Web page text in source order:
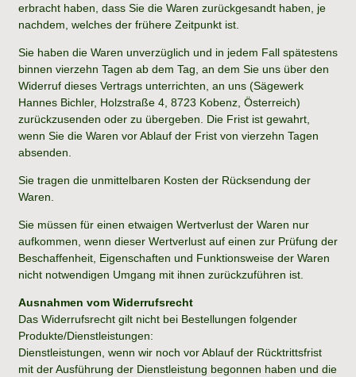
erbracht haben, dass Sie die Waren zurückgesandt haben, je
nachdem, welches der frühere Zeitpunkt ist.
Sie haben die Waren unverzüglich und in jedem Fall spätestens
binnen vierzehn Tagen ab dem Tag, an dem Sie uns über den
Widerruf dieses Vertrags unterrichten, an uns (Sägewerk
Hannes Bichler, Holzstraße 4, 8723 Kobenz, Österreich)
zurückzusenden oder zu übergeben. Die Frist ist gewahrt,
wenn Sie die Waren vor Ablauf der Frist von vierzehn Tagen
absenden.
Sie tragen die unmittelbaren Kosten der Rücksendung der
Waren.
Sie müssen für einen etwaigen Wertverlust der Waren nur
aufkommen, wenn dieser Wertverlust auf einen zur Prüfung der
Beschaffenheit, Eigenschaften und Funktionsweise der Waren
nicht notwendigen Umgang mit ihnen zurückzuführen ist.
Ausnahmen vom Widerrufsrecht
Das Widerrufsrecht gilt nicht bei Bestellungen folgender
Produkte/Dienstleistungen:
Dienstleistungen, wenn wir noch vor Ablauf der Rücktrittsfrist
mit der Ausführung der Dienstleistung begonnen haben und die